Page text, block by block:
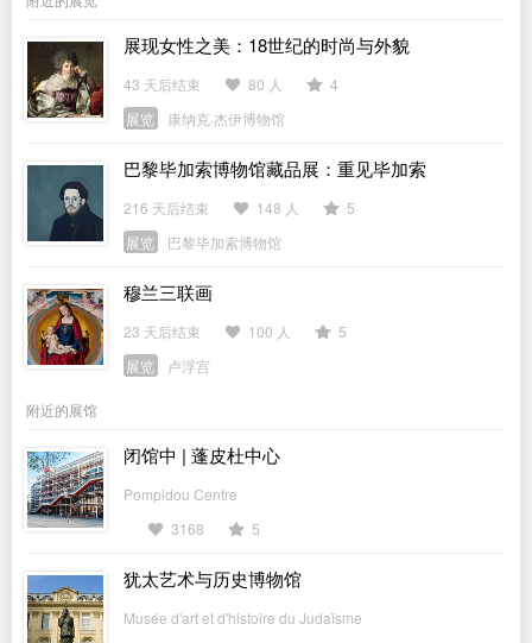
展现女性之美：18世纪的时尚与外貌
43 天后结束 80 人
4
展览
康纳克·杰伊博物馆
巴黎毕加索博物馆藏品展：重见毕加索
216 天后结束 148 人
5
展览
巴黎毕加索博物馆
穆兰三联画
23 天后结束 100 人
5
展览
卢浮宫
附近的展馆
闭馆中 | 蓬皮杜中心
Pompidou Centre
3168
5
犹太艺术与历史博物馆
Musée d'art et d'histoire du Judaïsme